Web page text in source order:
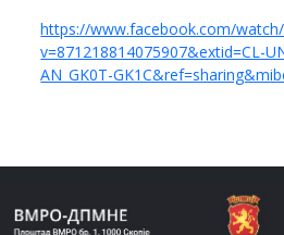
https://www.facebook.com/
v=871218814075907&extid=CL-
AN_GK0T-